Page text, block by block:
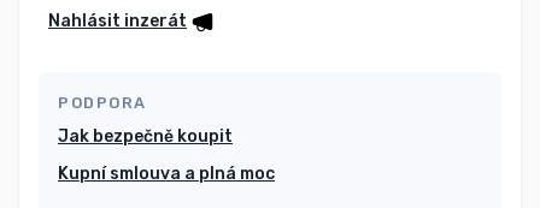
Nahlásit inzerát
PODPORA
Jak bezpečně koupit
Kupní smlouva a plná moc